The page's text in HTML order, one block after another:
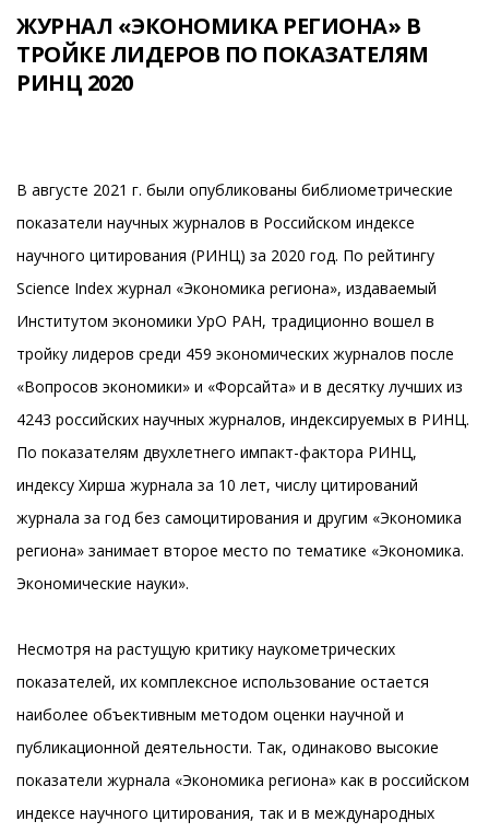
ЖУРНАЛ «ЭКОНОМИКА РЕГИОНА» В
ТРОЙКЕ ЛИДЕРОВ ПО ПОКАЗАТЕЛЯМ
РИНЦ 2020
В августе 2021 г. были опубликованы библиометрические
показатели научных журналов в Российском индексе
научного цитирования (РИНЦ) за 2020 год. По рейтингу
Science Index журнал «Экономика региона», издаваемый
Институтом экономики УрО РАН, традиционно вошел в
тройку лидеров среди 459 экономических журналов после
«Вопросов экономики» и «Форсайта» и в десятку лучших из
4243 российских научных журналов, индексируемых в РИНЦ.
По показателям двухлетнего импакт-фактора РИНЦ,
индексу Хирша журнала за 10 лет, числу цитирований
журнала за год без самоцитирования и другим «Экономика
региона» занимает второе место по тематике «Экономика.
Экономические науки».
Несмотря на растущую критику наукометрических
показателей, их комплексное использование остается
наиболее объективным методом оценки научной и
публикационной деятельности. Так, одинаково высокие
показатели журнала «Экономика региона» как в российском
индексе научного цитирования, так и в международных